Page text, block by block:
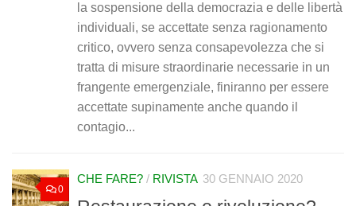
la sospensione della democrazia e delle libertà
individuali, se accettate senza ragionamento
critico, ovvero senza consapevolezza che si
tratta di misure straordinarie necessarie in un
frangente emergenziale, finiranno per essere
accettate supinamente anche quando il
contagio...
0
CHE FARE? / RIVISTA 30 GENNAIO 2020